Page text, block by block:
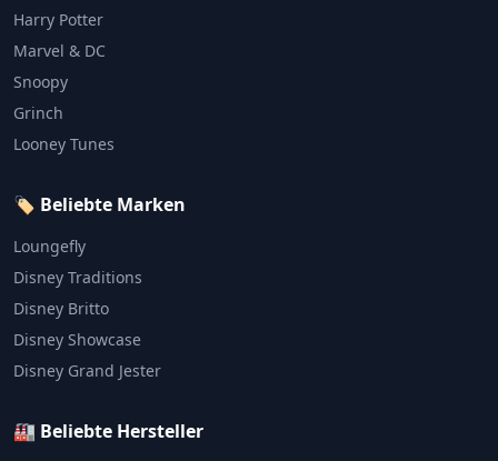
Harry Potter
Marvel & DC
Snoopy
Grinch
Looney Tunes
🏷️ Beliebte Marken
Loungefly
Disney Traditions
Disney Britto
Disney Showcase
Disney Grand Jester
🏭 Beliebte Hersteller